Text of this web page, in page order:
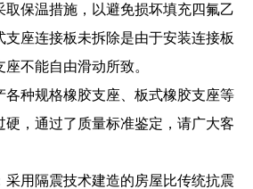
取保温措施，以避免损坏填充四氟乙
座连接板未拆除是由于安装连接板
不能自由滑动所致。
各种规格橡胶支座、板式橡胶支座等
硬，通过了质量标准鉴定，请广大客
采用隔震技术建造的房屋比传统抗震